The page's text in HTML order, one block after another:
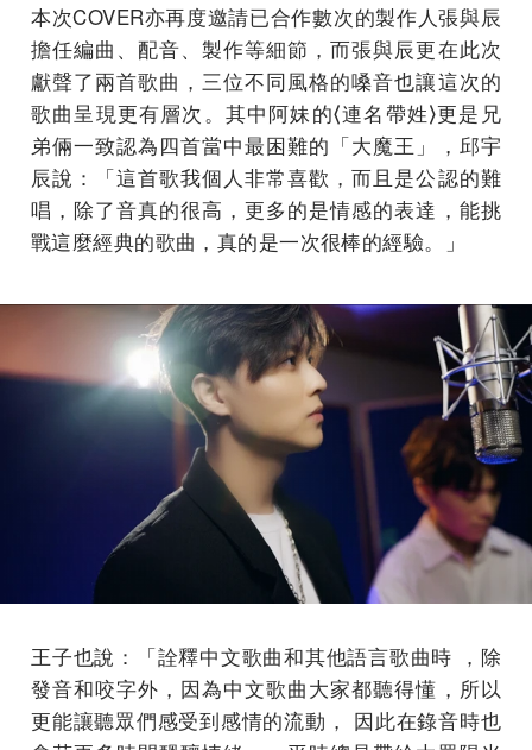
本次COVER亦再度邀請已合作數次的製作人張與辰
擔任編曲、配音、製作等細節，而張與辰更在此次
獻聲了兩首歌曲，三位不同風格的嗓音也讓這次的
歌曲呈現更有層次。其中阿妹的⟨連名帶姓⟩更是兄
弟倆一致認為四首當中最困難的「大魔王」，邱宇
辰說：「這首歌我個人非常喜歡，而且是公認的難
唱，除了音真的很高，更多的是情感的表達，能挑
戰這麼經典的歌曲，真的是一次很棒的經驗。」
王子也說：「詮釋中文歌曲和其他語言歌曲時 ，除
發音和咬字外，因為中文歌曲大家都聽得懂，所以
更能讓聽眾們感受到感情的流動， 因此在錄音時也